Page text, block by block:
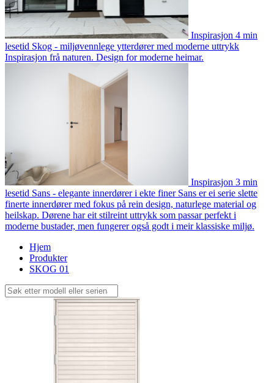
Inspirasjon 4 min
lesetid Skog - miljøvennlege ytterdører med moderne uttrykk
Inspirasjon frå naturen. Design for moderne heimar.
Inspirasjon 3 min
lesetid Sans - elegante innerdører i ekte finer Sans er ei serie slette
finerte innerdører med fokus på rein design, naturlege material og
heilskap. Dørene har eit stilreint uttrykk som passar perfekt i
moderne bustader, men fungerer også godt i meir klassiske miljø.
Hjem
Produkter
SKOG 01